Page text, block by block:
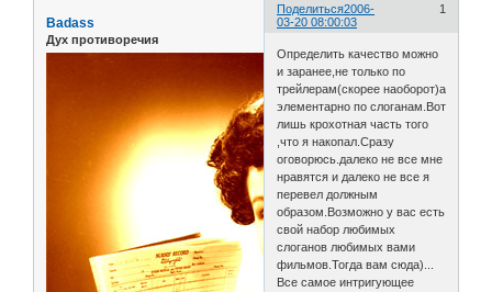
Поделиться 1
2006-
03-20 08:00:03
Badass
Дух противоречия
Определить качество можно
и заранее,не только по
трейлерам(скорее наоборот)а
элементарно по слоганам.Вот
лишь крохотная часть того
,что я накопал.Сразу
оговорюсь.далеко не все мне
нравятся и далеко не все я
перевел должным
образом.Возможно у вас есть
свой набор любимых
слоганов любимых вами
фильмов.Тогда вам сюда)...
Все самое интригующее